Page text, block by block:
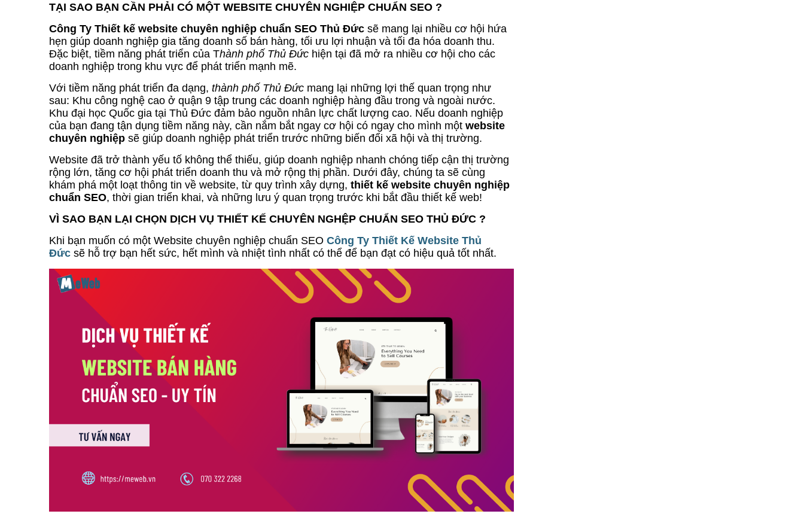
TẠI SAO BẠN CẦN PHẢI CÓ MỘT WEBSITE CHUYÊN NGHIỆP CHUẨN SEO ?
Công Ty Thiết kế website chuyên nghiệp chuẩn SEO Thủ Đức sẽ mang lại nhiều cơ hội hứa
hẹn giúp doanh nghiệp gia tăng doanh số bán hàng, tối ưu lợi nhuận và tối đa hóa doanh thu.
Đặc biệt, tiềm năng phát triển của Thành phố Thủ Đức hiện tại đã mở ra nhiều cơ hội cho các
doanh nghiệp trong khu vực để phát triển mạnh mẽ.
Với tiềm năng phát triển đa dạng, thành phố Thủ Đức mang lại những lợi thế quan trọng như
sau: Khu công nghệ cao ở quận 9 tập trung các doanh nghiệp hàng đầu trong và ngoài nước.
Khu đại học Quốc gia tại Thủ Đức đảm bảo nguồn nhân lực chất lượng cao. Nếu doanh nghiệp
của bạn đang tận dụng tiềm năng này, cần nắm bắt ngay cơ hội có ngay cho mình một website
chuyên nghiệp sẽ giúp doanh nghiệp phát triển trước những biến đổi xã hội và thị trường.
Website đã trở thành yếu tố không thể thiếu, giúp doanh nghiệp nhanh chóng tiếp cận thị trường
rộng lớn, tăng cơ hội phát triển doanh thu và mở rộng thị phần. Dưới đây, chúng ta sẽ cùng
khám phá một loạt thông tin về website, từ quy trình xây dựng, thiết kế website chuyên nghiệp
chuẩn SEO, thời gian triển khai, và những lưu ý quan trọng trước khi bắt đầu thiết kế web!
VÌ SAO BẠN LẠI CHỌN DỊCH VỤ THIẾT KẾ CHUYÊN NGHỆP CHUẨN SEO THỦ ĐỨC ?
Khi bạn muốn có một Website chuyên nghiệp chuẩn SEO Công Ty Thiết Kế Website Thủ
Đức sẽ hỗ trợ bạn hết sức, hết mình và nhiệt tình nhất có thể để bạn đạt có hiệu quả tốt nhất.